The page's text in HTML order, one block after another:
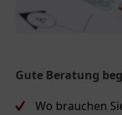
Gute Beratung
Wo brauchen